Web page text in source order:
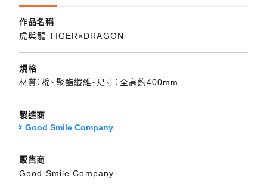
作品名稱
虎與龍 TIGER×DRAGON
規格
材質：棉、聚酯纖維・尺寸：全高約400mm
製造商
Good Smile Company
販售商
Good Smile Company